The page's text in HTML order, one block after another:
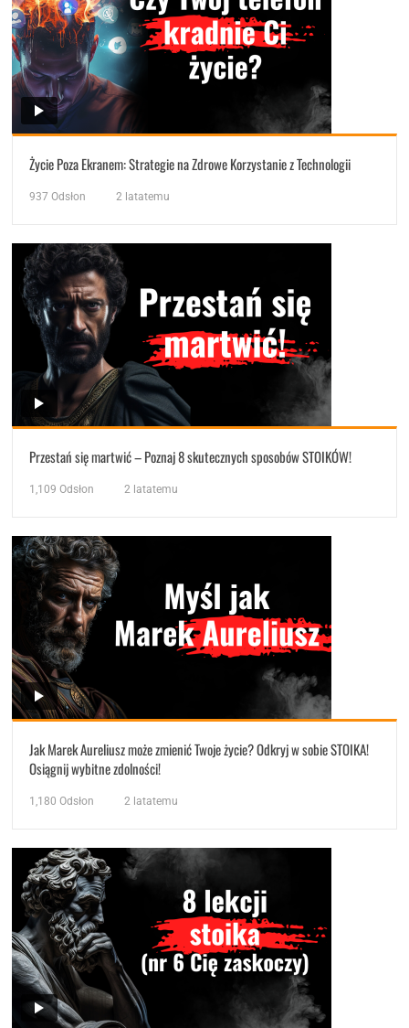
Życie Poza Ekranem: Strategie na Zdrowe Korzystanie z Technologii
937 Odsłon 2 latatemu
Przestań się martwić – Poznaj 8 skutecznych sposobów STOIKÓW!
1,109 Odsłon 2 latatemu
Jak Marek Aureliusz może zmienić Twoje życie? Odkryj w sobie STOIKA!
Osiągnij wybitne zdolności!
1,180 Odsłon 2 latatemu